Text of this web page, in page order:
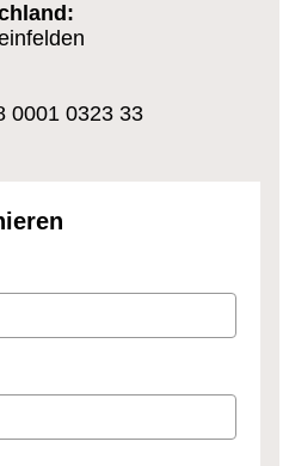
0001 0323 33